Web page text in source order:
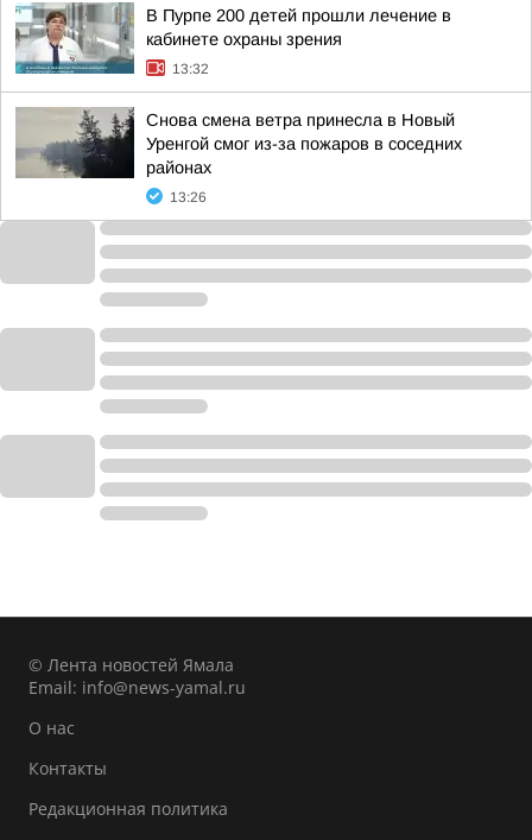
В Пурпе 200 детей прошли лечение в
кабинете охраны зрения
13:32
Снова смена ветра принесла в Новый
Уренгой смог из-за пожаров в соседних
районах
13:26
© Лента новостей Ямала
Email: info@news-yamal.ru
О нас
Контакты
Редакционная политика